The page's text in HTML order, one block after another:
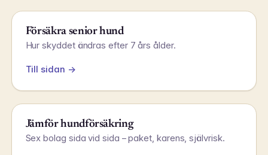
Försäkra senior hund
Hur skyddet ändras efter 7 års ålder.
Till sidan →
Jämför hundförsäkring
Sex bolag sida vid sida – paket, karens, självrisk.